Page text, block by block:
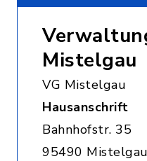
Mistelgau
VG Mistelgau
Hausanschrift
Bahnhofstr. 35
95490 Mistelgau